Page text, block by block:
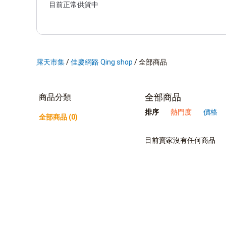
露天市集/佳慶網路 Qing shop /全部商品
商品分類
全部商品 (0)
全部商品
排序 熱門度 價格
目前賣家沒有任何商品